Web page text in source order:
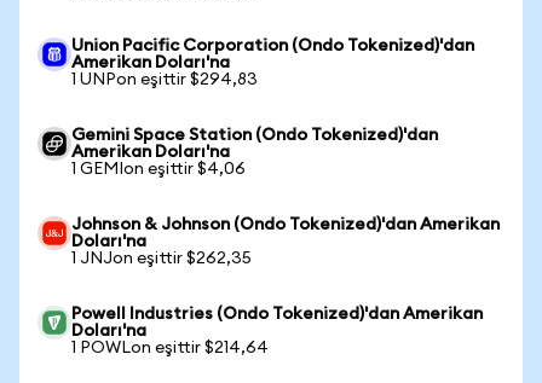
Union Pacific Corporation (Ondo Tokenized)'dan
Amerikan Doları'na
1 UNPon eşittir $294,83
Gemini Space Station (Ondo Tokenized)'dan
Amerikan Doları'na
1 GEMIon eşittir $4,06
Johnson & Johnson (Ondo Tokenized)'dan Amerikan
Doları'na
1 JNJon eşittir $262,35
Powell Industries (Ondo Tokenized)'dan Amerikan
Doları'na
1 POWLon eşittir $214,64